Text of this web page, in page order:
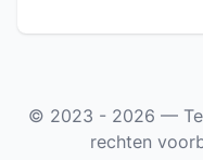
© 2023 - 2026 —
rechten